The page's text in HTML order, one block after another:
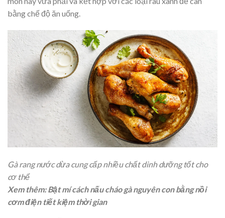
bằng chế độ ăn uống.
Gà rang nước dừa cung cấp nhiều chất dinh dưỡng tốt cho
cơ thể
Xem thêm:Bật mí cách nấu cháo gà nguyên con bằng nồi
cơm điện tiết kiệm thời gian